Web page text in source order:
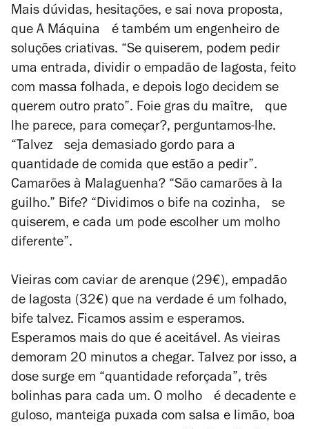
Mais dúvidas, hesitações, e sai nova proposta,
que A Máquina é também um engenheiro de
soluções criativas. “Se quiserem, podem pedir
uma entrada, dividir o empadão de lagosta, feito
com massa folhada, e depois logo decidem se
querem outro prato”. Foie gras du maître, que
lhe parece, para começar?, perguntamos-lhe.
“Talvez seja demasiado gordo para a
quantidade de comida que estão a pedir”.
Camarões à Malaguenha? “São camarões à la
guilho.” Bife? “Dividimos o bife na cozinha, se
quiserem, e cada um pode escolher um molho
diferente”.
Vieiras com caviar de arenque (29€), empadão
de lagosta (32€) que na verdade é um folhado,
bife talvez. Ficamos assim e esperamos.
Esperamos mais do que é aceitável. As vieiras
demoram 20 minutos a chegar. Talvez por isso, a
dose surge em “quantidade reforçada”, três
bolinhas para cada um. O molho é decadente e
guloso, manteiga puxada com salsa e limão, boa